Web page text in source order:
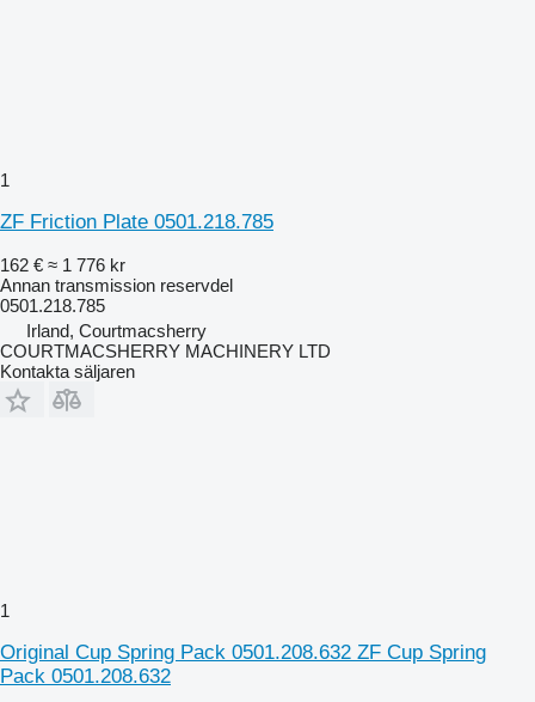
1
ZF Friction Plate 0501.218.785
162 € ≈ 1 776 kr
Annan transmission reservdel
0501.218.785
Irland, Courtmacsherry
COURTMACSHERRY MACHINERY LTD
Kontakta säljaren
1
Original Cup Spring Pack 0501.208.632 ZF Cup Spring
Pack 0501.208.632